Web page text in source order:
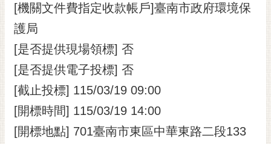
[機關文件費指定收款帳戶]臺南市政府環境保
護局
[是否提供現場領標] 否
[是否提供電子投標] 否
[截止投標] 115/03/19 09:00
[開標時間] 115/03/19 14:00
[開標地點] 701臺南市東區中華東路二段133